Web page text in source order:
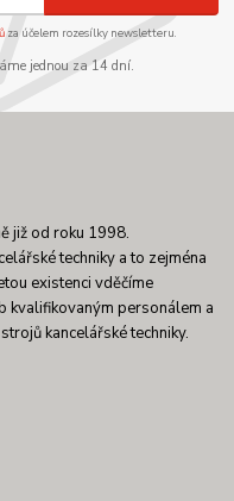
za účelem rozesílky newsletteru.
jednou za 14 dní.
již od roku 1998.
techniky a to zejména
existenci vděčíme
kvalifikovaným personálem a
kancelářské techniky.